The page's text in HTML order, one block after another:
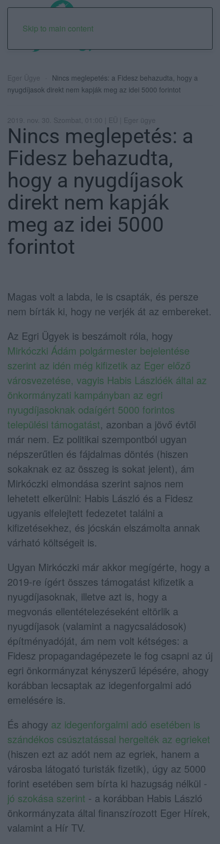
Skip to main content
Eger Ügye
Nincs meglepetés: a Fidesz behazudta, hogy a
nyugdíjasok direkt nem kapják meg az idei 5000 forintot
2019. nov. 30. Szombat, 01:00 | EÜ | Eger ügye
Nincs meglepetés: a
Fidesz behazudta,
hogy a nyugdíjasok
direkt nem kapják
meg az idei 5000
forintot
Magas volt a labda, le is csapták, és persze
nem bírták ki, hogy ne verjék át az embereket.
Az Egri Ügyek is beszámolt róla, hogy
Mirkóczki Ádám polgármester bejelentése
szerint az idén még kifizetik az Eger előző
városvezetése, vagyis Habis Lászlóék által az
önkormányzati kampányban az egri
nyugdíjasoknak odaígért 5000 forintos
települési támogatást, azonban a jövő évtől
már nem. Ez politikai szempontból ugyan
népszerűtlen és fájdalmas döntés (hiszen
sokaknak ez az összeg is sokat jelent), ám
Mirkóczki elmondása szerint sajnos nem
lehetett elkerülni: Habis László és a Fidesz
ugyanis elfelejtett fedezetet találni a
kifizetésekhez, és jócskán elszámolta annak
várható költségeit is.
Ugyan Mirkóczki már akkor megígérte, hogy a
2019-re ígért összes támogatást kifizetik a
nyugdíjasoknak, illetve azt is, hogy a
megvonás ellentételezéseként eltörlik a
nyugdíjasok (valamint a nagycsaládosok)
építményadóját, ám nem volt kétséges: a
Fidesz propagandagépezete le fog csapni az új
egri önkormányzat kényszerű lépésére, ahogy
korábban lecsaptak az idegenforgalmi adó
emelésére is.
És ahogy az idegenforgalmi adó esetében is
szándékos csúsztatással hergelték az egrieket
(hiszen ezt az adót nem az egriek, hanem a
városba látogató turisták fizetik), úgy az 5000
forint esetében sem bírta ki hazugság nélkül -
jó szokása szerint - a korábban Habis László
önkormányzata által finanszírozott Eger Hírek,
valamint a Hír TV.